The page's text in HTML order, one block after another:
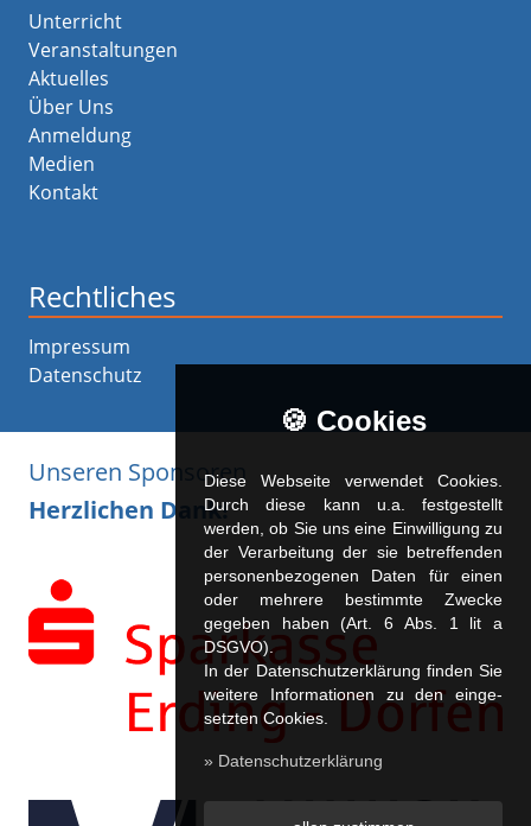
Unterricht
Veranstaltungen
Aktuelles
Über Uns
Anmeldung
Medien
Kontakt
Rechtliches
Impressum
Datenschutz
Unseren Sponsoren
Herzlichen Dank!
🍪 Cookies
Diese Webseite verwendet Cookies.
Durch diese kann u.a. fest­ge­stellt
werden, ob Sie uns eine Einwilligung zu
der Verarbeitung der sie betreffenden
personenbezogenen Daten für einen
oder mehrere bestimmte Zwecke
gegeben haben (Art. 6 Abs. 1 lit a
DSGVO).
In der Datenschutzerklärung finden Sie
weitere Informationen zu den ein­ge­
setz­ten Cookies.
» Datenschutzerklärung